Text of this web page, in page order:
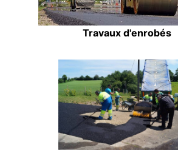
Travaux d'enrobés